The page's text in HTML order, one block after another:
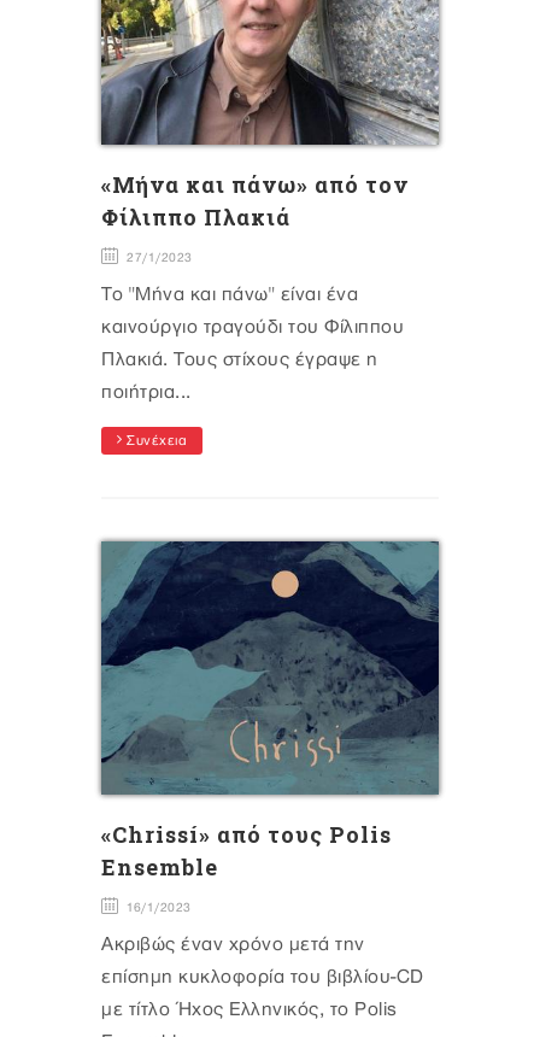
«Μήνα και πάνω» από τον
Φίλιππο Πλακιά
27/1/2023
Το "Μήνα και πάνω" είναι ένα
καινούργιο τραγούδι του Φίλιππου
Πλακιά. Τους στίχους έγραψε η
ποιήτρια...
Συνέχεια
«Chrissí» από τους Polis
Ensemble
16/1/2023
Ακριβώς έναν χρόνο μετά την
επίσημη κυκλοφορία του βιβλίου-CD
με τίτλο Ήχος Ελληνικός, το Polis